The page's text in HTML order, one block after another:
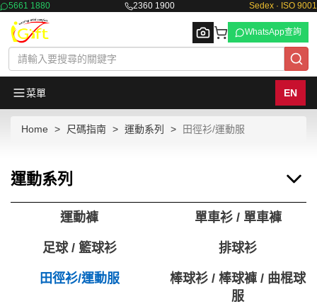
5661 1880 2360 1900 Sedex · ISO 9001
Browse
WhatsApp查詢
菜單 EN
Home 尺碼指南 運動系列 田徑衫/運動服
運動系列
運動褲 單車衫 / 單車褲
足球 / 籃球衫 排球衫
田徑衫/運動服
棒球衫 / 棒球褲 / 曲棍球
服